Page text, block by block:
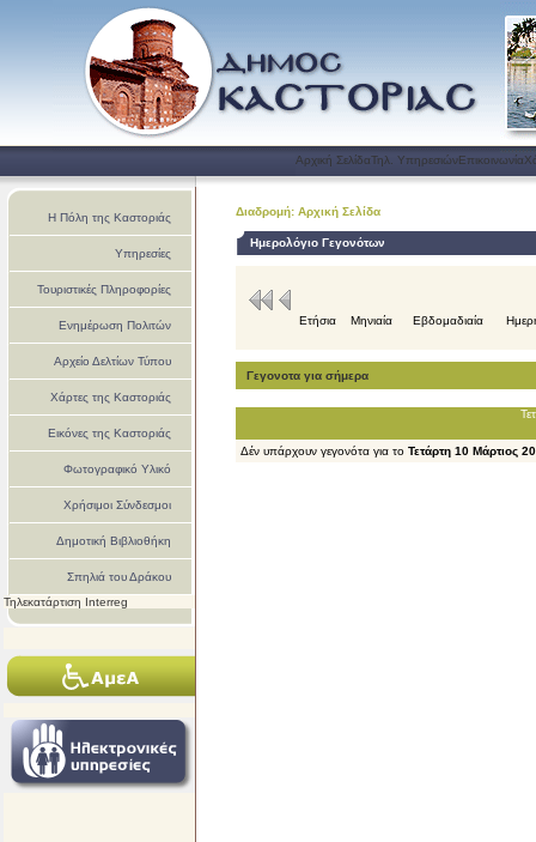
Αρχική ΣελίδαΤηλ. ΥπηρεσιώνΕπικοινωνία
Η Πόλη της Καστοριάς
Υπηρεσίες
Τουριστικές Πληροφορίες
Ενημέρωση Πολιτών
Αρχείο Δελτίων Τύπου
Χάρτες της Καστοριάς
Εικόνες της Καστοριάς
Φωτογραφικό Υλικό
Χρήσιμοι Σύνδεσμοι
Δημοτική Βιβλιοθήκη
Σπηλιά του Δράκου
Τηλεκατάρτιση Interreg
Διαδρομή: Αρχική Σελίδα
Ημερολόγιο Γεγονότων
Ετήσια Μηνιαία Εβδομαδιαία
Γεγονοτα για σήμερα
Δέν υπάρχουν γεγονότα για το Τετάρτη 10 Μάρτιος